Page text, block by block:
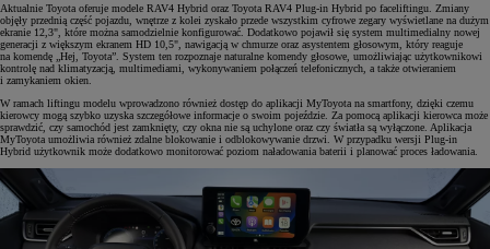
Aktualnie Toyota oferuje modele RAV4 Hybrid oraz Toyota RAV4 Plug-in Hybrid po faceliftingu. Zmiany
objęły przednią część pojazdu, wnętrze z kolei zyskało przede wszystkim cyfrowe zegary wyświetlane na dużym
ekranie 12,3", które można samodzielnie konfigurować. Dodatkowo pojawił się system multimedialny nowej
generacji z większym ekranem HD 10,5", nawigacją w chmurze oraz asystentem głosowym, który reaguje
na komendę „Hej, Toyota”. System ten rozpoznaje naturalne komendy głosowe, umożliwiając użytkownikowi
kontrolę nad klimatyzacją, multimediami, wykonywaniem połączeń telefonicznych, a także otwieraniem
i zamykaniem okien.
W ramach liftingu modelu wprowadzono również dostęp do aplikacji MyToyota na smartfony, dzięki czemu
kierowcy mogą szybko uzyska szczegółowe informacje o swoim pojeździe. Za pomocą aplikacji kierowca może
sprawdzić, czy samochód jest zamknięty, czy okna nie są uchylone oraz czy światła są wyłączone. Aplikacja
MyToyota umożliwia również zdalne blokowanie i odblokowywanie drzwi. W przypadku wersji Plug-in
Hybrid użytkownik może dodatkowo monitorować poziom naładowania baterii i planować proces ładowania.